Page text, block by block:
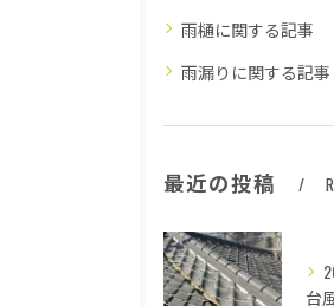
雨樋に関する記事
雨漏りに関する記事
最近の投稿